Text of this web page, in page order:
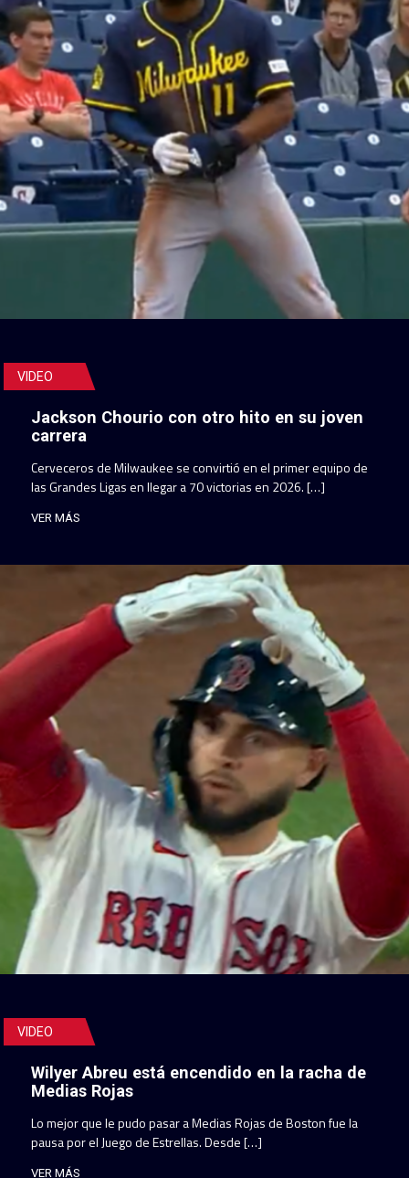
VIDEO
Jackson Chourio con otro hito en su joven
carrera
Cerveceros de Milwaukee se convirtió en el primer equipo de
las Grandes Ligas en llegar a 70 victorias en 2026. […]
VER MÁS
VIDEO
Wilyer Abreu está encendido en la racha de
Medias Rojas
Lo mejor que le pudo pasar a Medias Rojas de Boston fue la
pausa por el Juego de Estrellas. Desde […]
VER MÁS